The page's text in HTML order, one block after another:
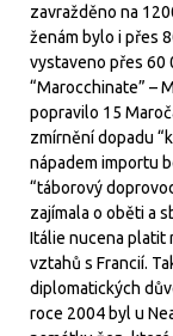
zavražděno na
ženám bylo i přes
vystaveno přes 60
“Marocchinate” –
popravilo 15
zmírnění dopadu
nápadem importu
“táborový
zajímala o oběti a
Itálie nucena platit
vztahů s Francií.
diplomatických
roce 2004 byl u